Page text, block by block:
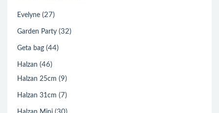
Evelyne (27)
Garden Party (32)
Geta bag (44)
Halzan (46)
Halzan 25cm (9)
Halzan 31cm (7)